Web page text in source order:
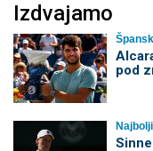
Izdvajamo
pod